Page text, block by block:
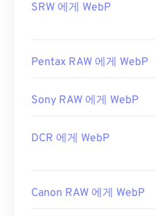
사용하세요.
SRW 에게 WebP
Pentax RAW 에게 WebP
Sony RAW 에게 WebP
DCR 에게 WebP
Canon RAW 에게 WebP